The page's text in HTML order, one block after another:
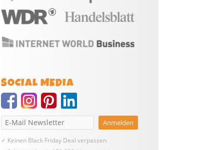
SOCIAL MEDIA
✓ Keinen Black Friday Deal verpassen